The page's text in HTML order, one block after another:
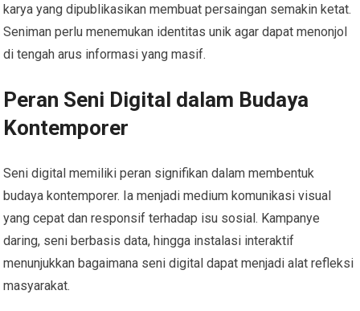
karya yang dipublikasikan membuat persaingan semakin ketat.
Seniman perlu menemukan identitas unik agar dapat menonjol
di tengah arus informasi yang masif.
Peran Seni Digital dalam Budaya
Kontemporer
Seni digital memiliki peran signifikan dalam membentuk
budaya kontemporer. Ia menjadi medium komunikasi visual
yang cepat dan responsif terhadap isu sosial. Kampanye
daring, seni berbasis data, hingga instalasi interaktif
menunjukkan bagaimana seni digital dapat menjadi alat refleksi
masyarakat.